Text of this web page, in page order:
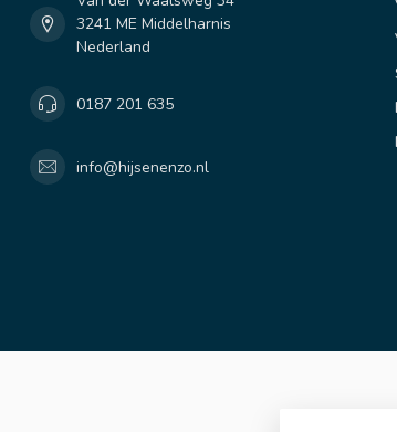
3241 ME Middelharnis
Nederland
0187 201 635
info@hijsenenzo.nl